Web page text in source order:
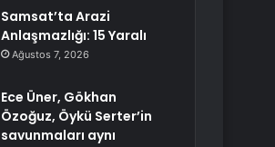
Samsat’ta Arazi
Anlaşmazlığı: 15 Yaralı
Ağustos 7, 2026
Ece Üner, Gökhan
Özoğuz, Öykü Serter’in
savunmaları aynı